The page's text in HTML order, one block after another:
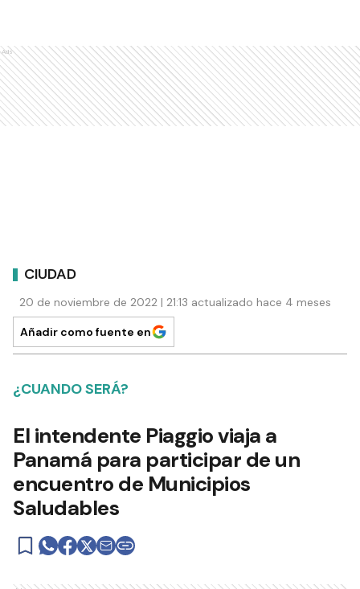
Ads
CIUDAD
20 de noviembre de 2022 | 21:13 actualizado hace 4 meses
Añadir como fuente en
¿CUANDO SERÁ?
El intendente Piaggio viaja a
Panamá para participar de un
encuentro de Municipios
Saludables